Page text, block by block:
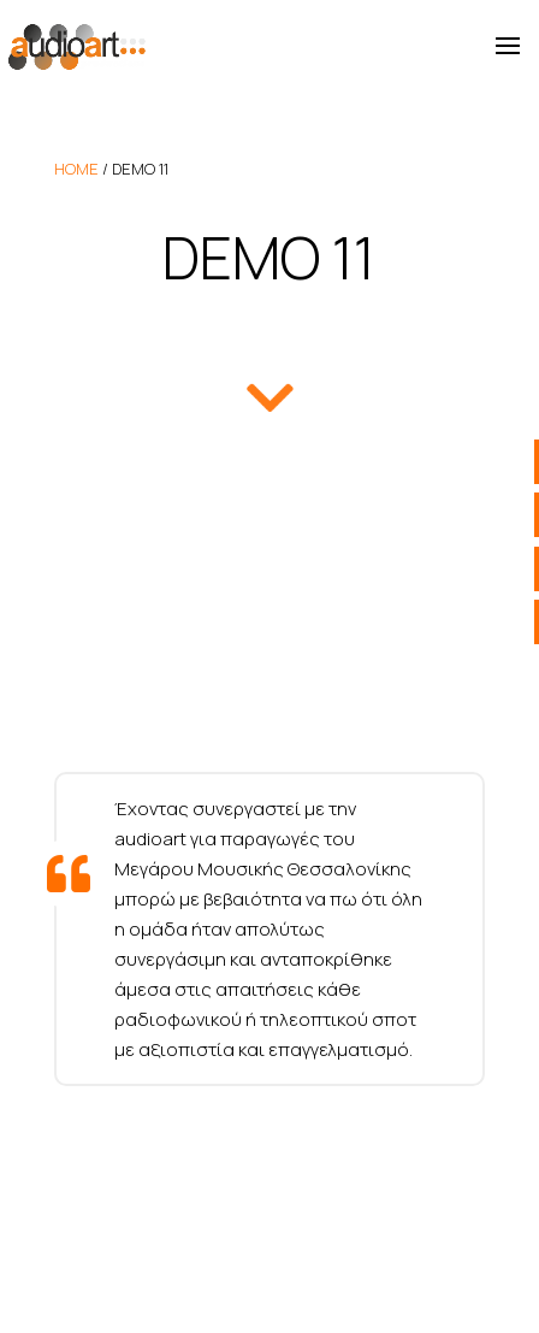
HOME / DEMO 11
DEMO 11

Έχοντας συνεργαστεί με την
audioart για παραγωγές του
Μεγάρου Μουσικής Θεσσαλονίκης
μπορώ με βεβαιότητα να πω ότι όλη
η ομάδα ήταν απολύτως
συνεργάσιμη και ανταποκρίθηκε
άμεσα στις απαιτήσεις κάθε
ραδιοφωνικού ή τηλεοπτικού σποτ
με αξιοπιστία και επαγγελματισμό.